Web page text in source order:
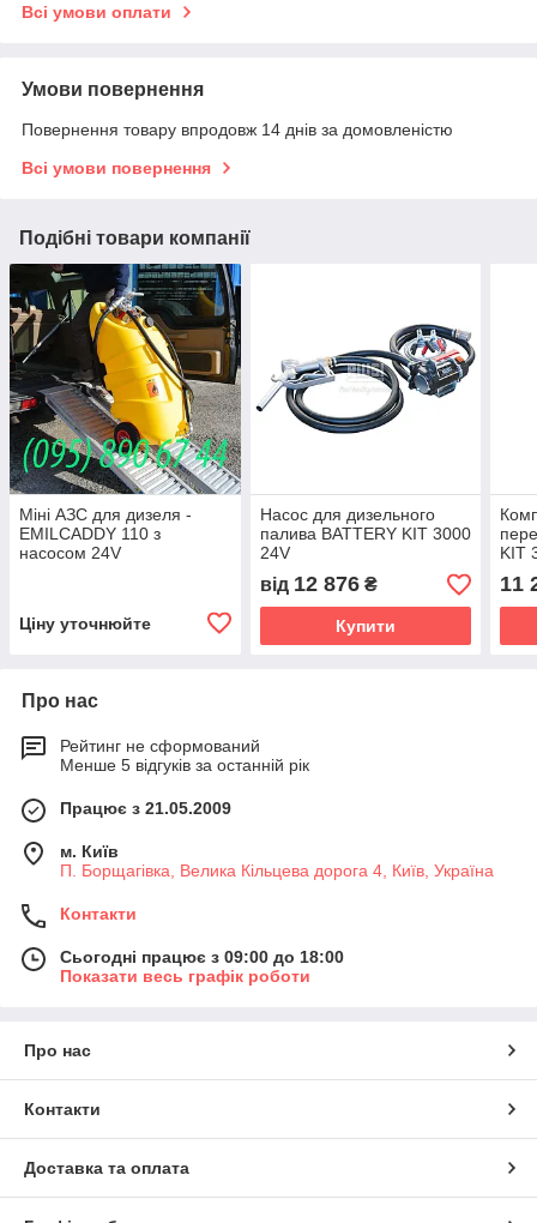
Всі умови оплати
Умови повернення
Повернення товару впродовж 14 днів за домовленістю
Всі умови повернення
Подібні товари компанії
Міні АЗС для дизеля -
EMILCADDY 110 з
насосом 24V
Ціну уточнюйте
Насос для дизельного
палива BATTERY KIT 3000
24V
від 12 876₴
Купити
KIT
11
Про нас
Рейтинг не сформований
Менше 5 відгуків за останній рік
Працює з 21.05.2009
м. Київ
П. Борщагівка, Велика Кільцева дорога 4, Київ, Україна
Контакти
Сьогодні працює з 09:00 до 18:00
Показати весь графік роботи
Про нас
Контакти
Доставка та оплата